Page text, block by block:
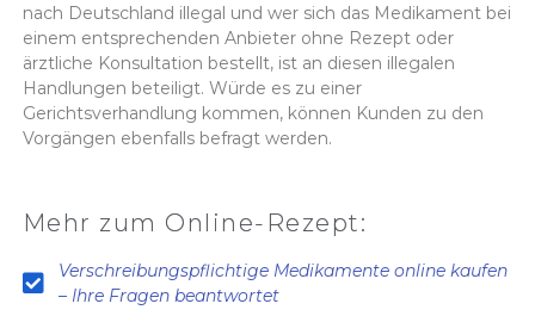
nach Deutschland illegal und wer sich das Medikament bei
einem entsprechenden Anbieter ohne Rezept oder
ärztliche Konsultation bestellt, ist an diesen illegalen
Handlungen beteiligt. Würde es zu einer
Gerichtsverhandlung kommen, können Kunden zu den
Vorgängen ebenfalls befragt werden.
Mehr zum Online-Rezept:
Verschreibungspflichtige Medikamente online kaufen
– Ihre Fragen beantwortet